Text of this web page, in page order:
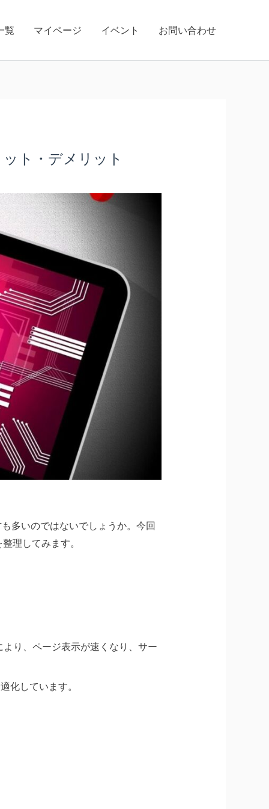
覧 マイページ イベント お問い合わせ
ト・デメリット
多いのではないでしょうか。今回
理してみます。
り、ページ表示が速くなり、サー
化しています。